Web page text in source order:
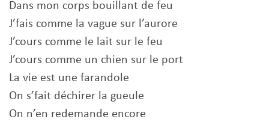
Dans mon corps bouillant de feu
J’fais comme la vague sur l’aurore
J’cours comme le lait sur le feu
J’cours comme un chien sur le port
La vie est une farandole
On s’fait déchirer la gueule
On n’en redemande encore